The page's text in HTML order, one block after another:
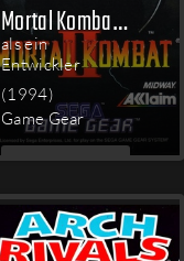
Mortal Kombat II
als ein
Entwickler
(1994)
Game Gear
MEHR